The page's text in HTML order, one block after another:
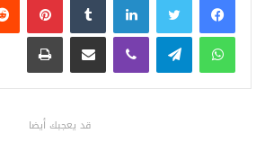
واتساب تيلقرام ڤايبر مشاركة عبر البريد
قد يعجبك أيضا